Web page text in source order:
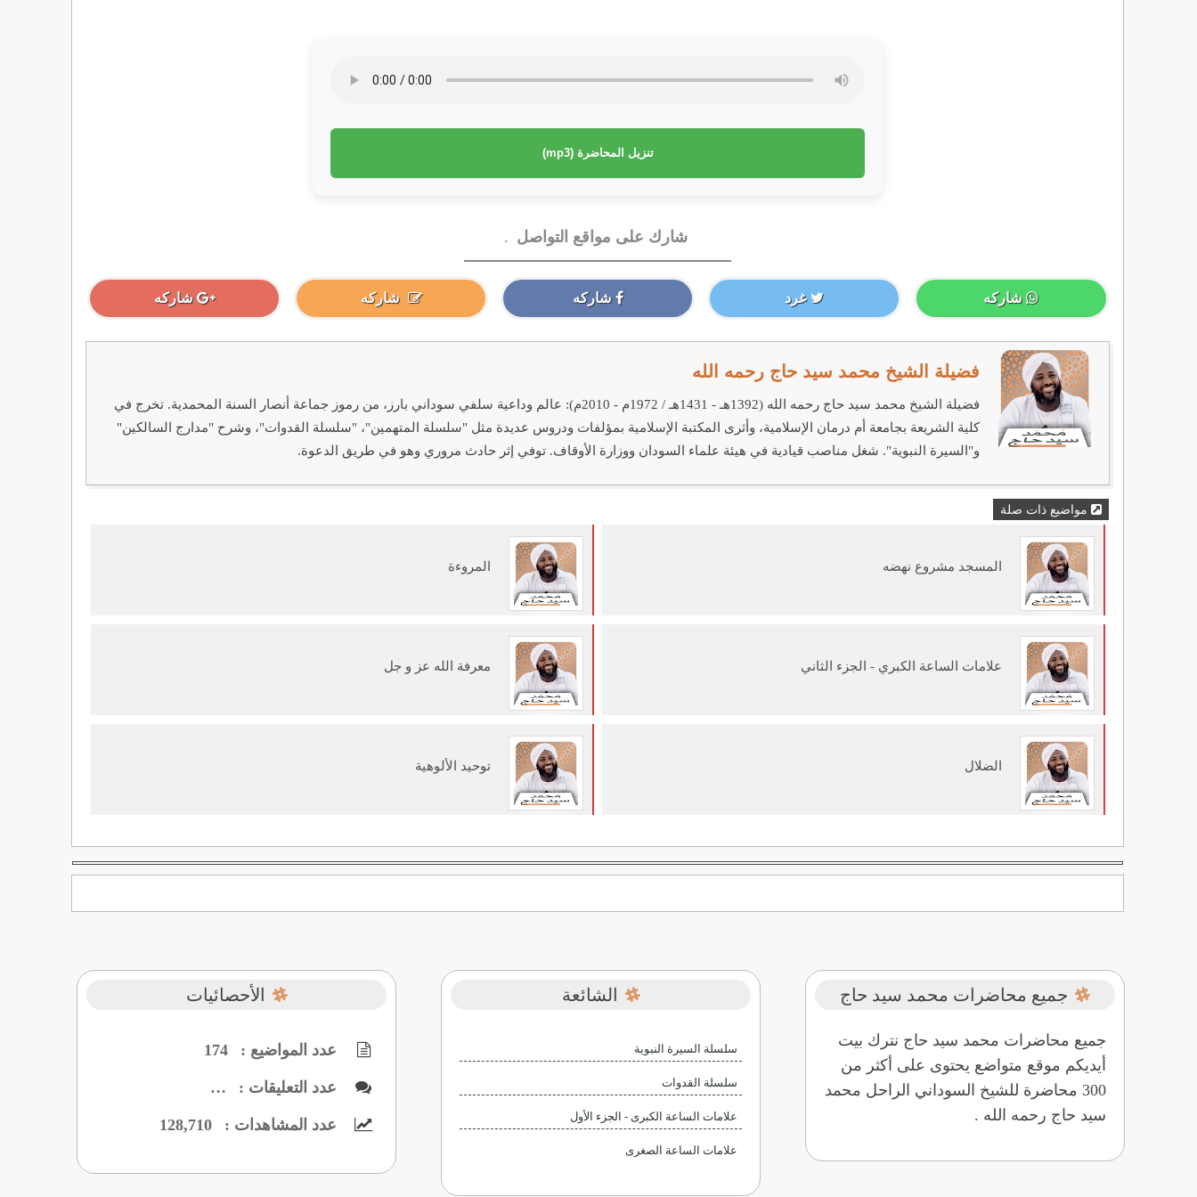
تنزيل المحاضرة (mp3)
شارك على مواقع التواصل .
شاركه غرد شاركه شاركه شاركه
فضيلة الشيخ محمد سيد حاج رحمه الله
فضيلة الشيخ محمد سيد حاج رحمه الله (1392هـ - 1431هـ / 1972م - 2010م): عالم وداعية سلفي سوداني بارز، من رموز جماعة أنصار السنة المحمدية. تخرج في
كلية الشريعة بجامعة أم درمان الإسلامية، وأثرى المكتبة الإسلامية بمؤلفات ودروس عديدة مثل "سلسلة المتهمين"، "سلسلة القدوات"، وشرح "مدارج السالكين"
و"السيرة النبوية". شغل مناصب قيادية في هيئة علماء السودان ووزارة الأوقاف. توفي إثر حادث مروري وهو في طريق الدعوة.
مواضيع ذات صلة
المسجد مشروع نهضه المروءة
علامات الساعة الكبري - الجزء الثاني معرفة الله عز و جل
الضلال توحيد الألوهية
جميع محاضرات محمد سيد حاج
جميع محاضرات محمد سيد حاج نترك بيت
أيديكم موقع متواضع يحتوى على أكثر من
300 محاضرة للشيخ السوداني الراحل محمد
سيد حاج رحمه الله .
الشائعة
سلسلة السيرة النبوية
سلسلة القدوات
علامات الساعة الكبرى - الجزء الأول
علامات الساعة الصغرى
الأحصائيات
عدد المواضيع : 174
عدد التعليقات : …
عدد المشاهدات : 128,710